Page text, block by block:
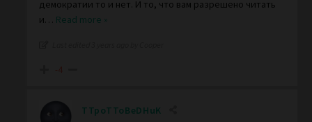
демократии то и нет. И то, что вам разрешено читать
и… Read more »
-4
TTpoTToBeDHuK